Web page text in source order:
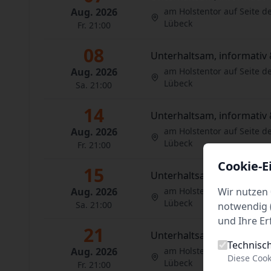
Aug. 2026
Fr. 21:00
am Holstentor auf Seite
Lübeck
08
Aug. 2026
Sa. 21:00
Unterhaltsam, informativ
am Holstentor auf Seite
Lübeck
14
Aug. 2026
Fr. 21:00
Unterhaltsam, informativ
am Holstentor auf Seite
Lübeck
15
Aug. 2026
Sa. 21:00
Unterhaltsam, informativ
am Holstentor auf Seite
Lübeck
21
Aug. 2026
Fr. 21:00
Unterhaltsam, informativ
am Holstentor auf Seite
Lübeck
Cookie-
Wir nutzen
notwendig
und Ihre
Diese